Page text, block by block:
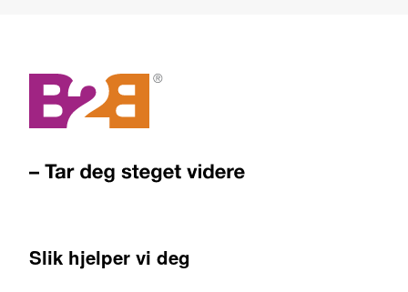
Slik hjelper vi deg